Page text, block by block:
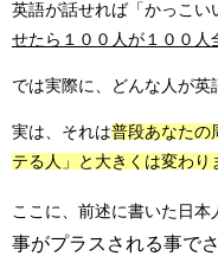
英語が話せれば「かっこい
せたら１００人が１００人
では実際に、どんな人が英
実は、それは普段あなたの
テる人」と大きくは変わり
ここに、前述に書いた日本
事がプラスされる事で